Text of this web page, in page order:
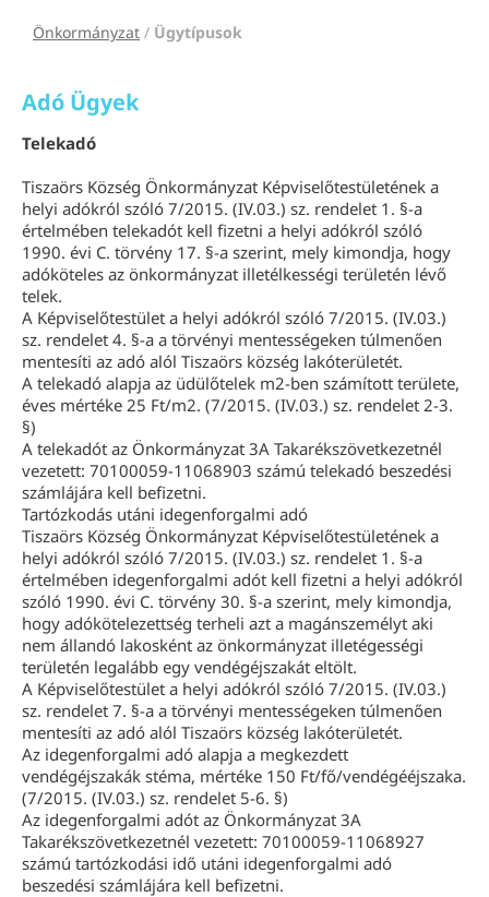
Önkormányzat / Ügytípusok
Adó Ügyek
Telekadó
Tiszaörs Község Önkormányzat Képviselőtestületének a
helyi adókról szóló 7/2015. (IV.03.) sz. rendelet 1. §-a
értelmében telekadót kell fizetni a helyi adókról szóló
1990. évi C. törvény 17. §-a szerint, mely kimondja, hogy
adóköteles az önkormányzat illetélkességi területén lévő
telek.
A Képviselőtestület a helyi adókról szóló 7/2015. (IV.03.)
sz. rendelet 4. §-a a törvényi mentességeken túlmenően
mentesíti az adó alól Tiszaörs község lakóterületét.
A telekadó alapja az üdülőtelek m2-ben számított területe,
éves mértéke 25 Ft/m2. (7/2015. (IV.03.) sz. rendelet 2-3.
§)
A telekadót az Önkormányzat 3A Takarékszövetkezetnél
vezetett: 70100059-11068903 számú telekadó beszedési
számlájára kell befizetni.
Tartózkodás utáni idegenforgalmi adó
Tiszaörs Község Önkormányzat Képviselőtestületének a
helyi adókról szóló 7/2015. (IV.03.) sz. rendelet 1. §-a
értelmében idegenforgalmi adót kell fizetni a helyi adókról
szóló 1990. évi C. törvény 30. §-a szerint, mely kimondja,
hogy adókötelezettség terheli azt a magánszemélyt aki
nem állandó lakosként az önkormányzat illetégességi
területén legalább egy vendégéjszakát eltölt.
A Képviselőtestület a helyi adókról szóló 7/2015. (IV.03.)
sz. rendelet 7. §-a a törvényi mentességeken túlmenően
mentesíti az adó alól Tiszaörs község lakóterületét.
Az idegenforgalmi adó alapja a megkezdett
vendégéjszakák stéma, mértéke 150 Ft/fő/vendégééjszaka.
(7/2015. (IV.03.) sz. rendelet 5-6. §)
Az idegenforgalmi adót az Önkormányzat 3A
Takarékszövetkezetnél vezetett: 70100059-11068927
számú tartózkodási idő utáni idegenforgalmi adó
beszedési számlájára kell befizetni.